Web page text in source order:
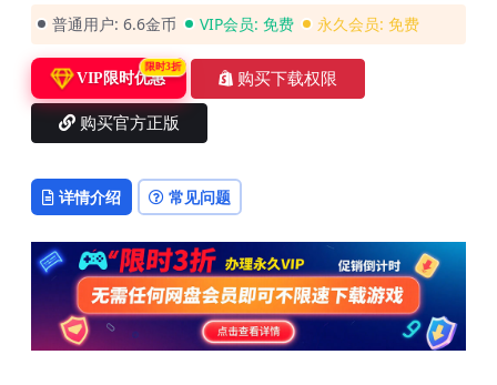
普通用户: 6.6金币 VIP会员: 免费 永久会员: 免费
VIP限时优惠
限时3折
购买下载权限
购买官方正版
详情介绍 常见问题